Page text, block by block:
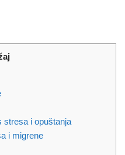
stresa i opuštanja
i migrene